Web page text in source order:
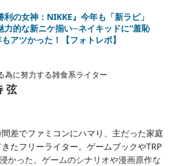
利の女神：NIKKE』今年も「新ラピ」
力的な新ニケ揃い─ネイキッドに“羞恥
アツかった！【フォトレポ】
為に努力する雑食系ライター
弦
差でファミコンにハマり、主だった家庭
たフリーライター。ゲームブックやTRP
かった。ゲームのシナリオや漫画原作な